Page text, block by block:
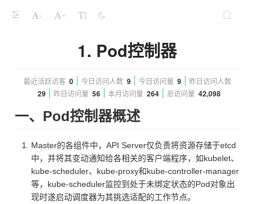
- +
1. Pod控制器
最近活跃访客 0 今日访问人数 9 今日访问量 9 昨日访问人数
29 昨日访问量 56 本月访问量 264 总访问量 42,098
一、Pod控制器概述
Master的各组件中，API Server仅负责将资源存储于etcd
中，并将其变动通知给各相关的客户端程序，如kubelet、
kube-scheduler、kube-proxy和kube-controller-manager
等，kube-scheduler监控到处于未绑定状态的Pod对象出
现时遂启动调度器为其挑选适配的工作节点。